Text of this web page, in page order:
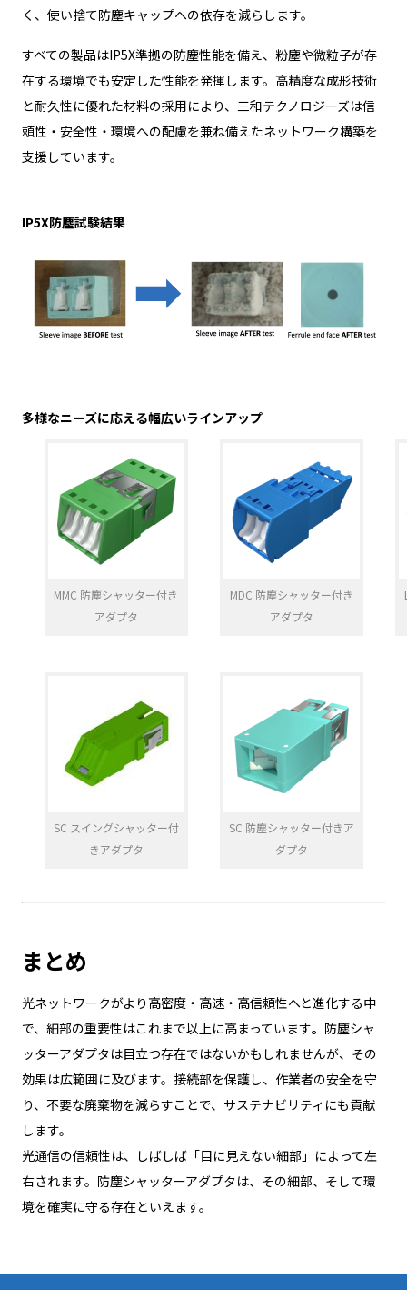
く、使い捨て防塵キャップへの依存を減らします。
すべての製品はIP5X準拠の防塵性能を備え、粉塵や微粒子が存
在する環境でも安定した性能を発揮します。高精度な成形技術
と耐久性に優れた材料の採用により、三和テクノロジーズは信
頼性・安全性・環境への配慮を兼ね備えたネットワーク構築を
支援しています。
IP5X防塵試験結果
多様なニーズに応える幅広いラインアップ
MMC 防塵シャッター付き
アダプタ
MDC 防塵シャッター付き
アダプタ
SC スイングシャッター付
きアダプタ
SC 防塵シャッター付きア
ダプタ
まとめ
光ネットワークがより高密度・高速・高信頼性へと進化する中
で、細部の重要性はこれまで以上に高まっています。 防塵シャ
ッターアダプタは目立つ存在ではないかもしれませんが、その
効果は広範囲に及びます。接続部を保護し、作業者の安全を守
り、不要な廃棄物を減らすことで、サステナビリティにも貢献
します。
光通信の信頼性は、しばしば「目に見えない細部」によって左
右されます。防塵シャッターアダプタは、その細部、そして環
境を確実に守る存在といえます。